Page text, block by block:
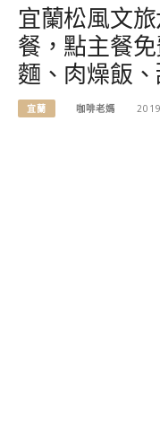
宜蘭松風文
餐，點主餐
麵、肉燥飯
宜蘭 咖啡老媽